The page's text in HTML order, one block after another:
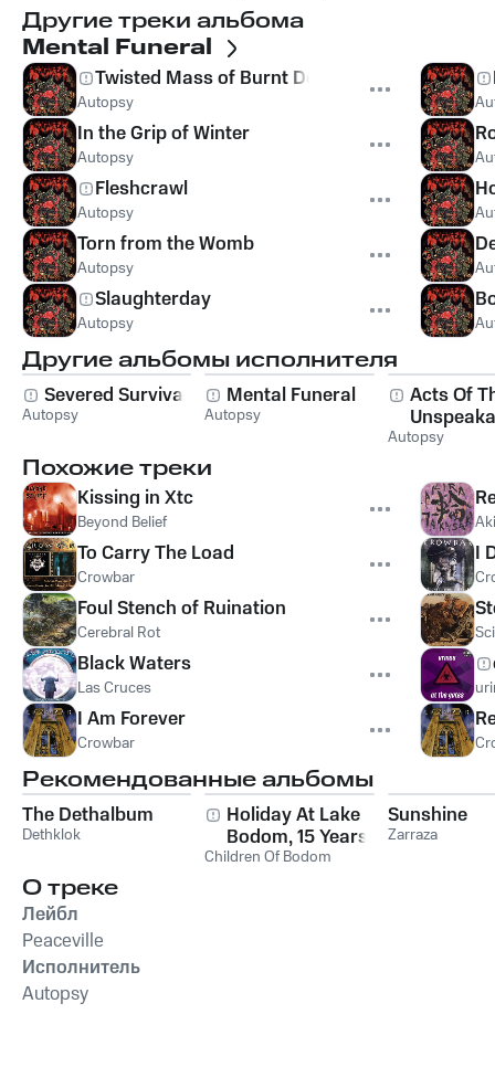
Другие треки альбома
Mental Funeral
Twisted Mass of Burnt Decay
Autopsy
In the Grip of Winter
Autopsy
Fleshcrawl
Autopsy
Torn from the Womb
Autopsy
Slaughterday
Autopsy
Другие альбомы исполнителя
Severed Survival
Autopsy
Mental Funeral
Autopsy
Acts Of
Autopsy
Похожие треки
Kissing in Xtc
Beyond Belief
To Carry The Load
Crowbar
Foul Stench of Ruination
Cerebral Rot
Black Waters
Las Cruces
I Am Forever
Crowbar
I
Рекомендованные альбомы
The Dethalbum
Dethklok
Holiday At Lake
Bodom, 15 Years of
Wasted Youth
Children Of Bodom
Sunshine
Zarraza
О треке
Лейбл
Peaceville
Исполнитель
Autopsy